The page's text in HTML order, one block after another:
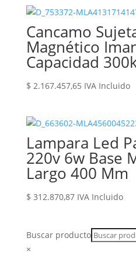
Cancamo
Magnético
Capacidad
$ 2.167.457,65 IVA Incluido
Lampara Led
220v 6w Base
Largo 400 Mm
$ 312.870,87 IVA Incluido
Buscar producto
×